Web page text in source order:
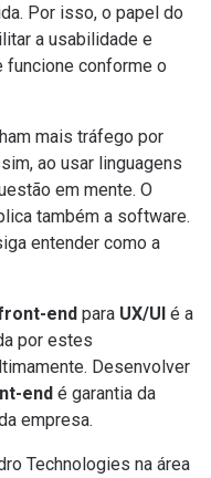
Por isso, o papel do
a usabilidade e
funcione conforme o
mais tráfego por
ao usar linguagens
em mente. O
também a software.
entender como a
end para UX/UI é a
por estes
Desenvolver
end é garantia da
empresa.
Technologies na área